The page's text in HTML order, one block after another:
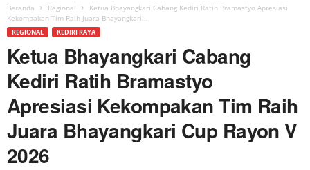
Beranda Regional
Ketua Bhayangkari Cabang Kediri Ratih Bramastyo Apresiasi
Kekompakan Tim Raih Juara Bhayangkari...
REGIONAL KEDIRI RAYA
Ketua Bhayangkari Cabang
Kediri Ratih Bramastyo
Apresiasi Kekompakan Tim Raih
Juara Bhayangkari Cup Rayon V
2026